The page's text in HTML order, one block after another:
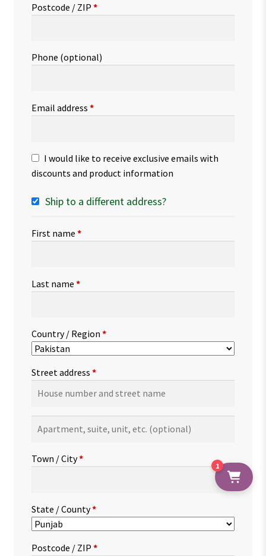
Postcode / ZIP *
Phone (optional)
Email address *
I would like to receive exclusive emails with
discounts and product information
Ship to a different address?
First name *
Last name *
Country / Region *
Street address *
suite,
etc.(optional)
Town / City*
State / County*
Postcode / ZIP *
1